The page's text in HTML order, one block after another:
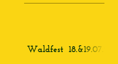
Waldfest 18.&19.07.2025